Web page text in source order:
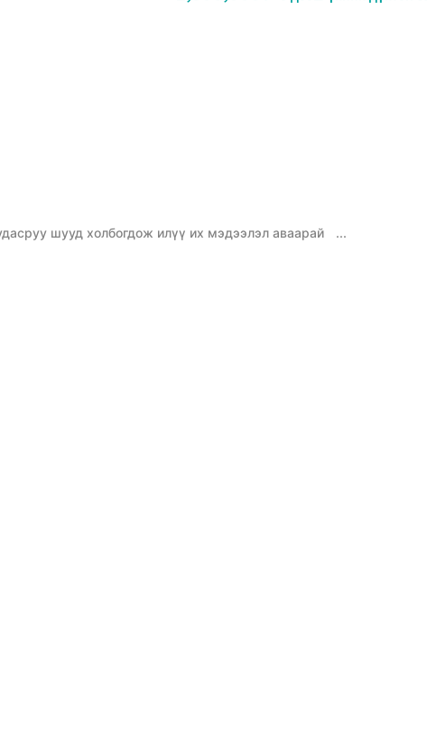
шууд холбогдож илүү их мэдээлэл аваарай ...